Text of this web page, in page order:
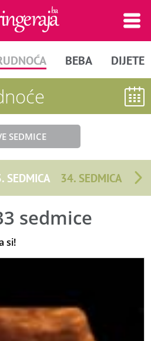
BEBA DIJETE
SEDMICE
SEDMICA 34. SEDMICA
sedmice
si!